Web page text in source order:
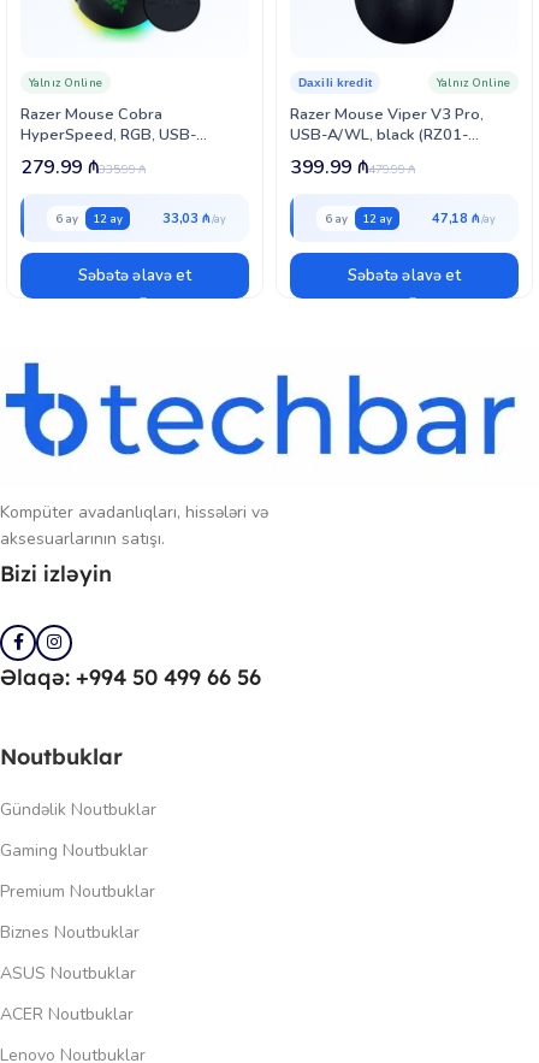
Razer Mouse Cobra
HyperSpeed, RGB, USB-
A/WL/BT, black (RZ01-
05570100-R3G1)
Yalnız Online
335.99₼
279.99 ₼
6 ay 12 ay 33,03 ₼
Səbətə əlavə et
Razer Mouse Viper V3 Pro,
USB-A/WL, black (RZ01-
05120100-R3G1)
Daxili kredit Yalnız Online
479.99₼
399.99 ₼
6 ay 12 ay 47,18 ₼
Səbətə əlavə et
Kompüter avadanlıqları, hissələri və
aksesuarlarının satışı.
Bizi izləyin
Əlaqə: +994 50 499 66 56
Noutbuklar
Gündəlik Noutbuklar
Gaming Noutbuklar
Premium Noutbuklar
Biznes Noutbuklar
ASUS Noutbuklar
ACER Noutbuklar
Lenovo Noutbuklar